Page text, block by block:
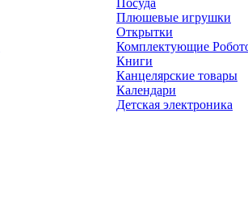
Посуда
Плюшевые игрушки
Открытки
Комплектующие
Книги
Канцелярские товары
Календари
Детская электроника